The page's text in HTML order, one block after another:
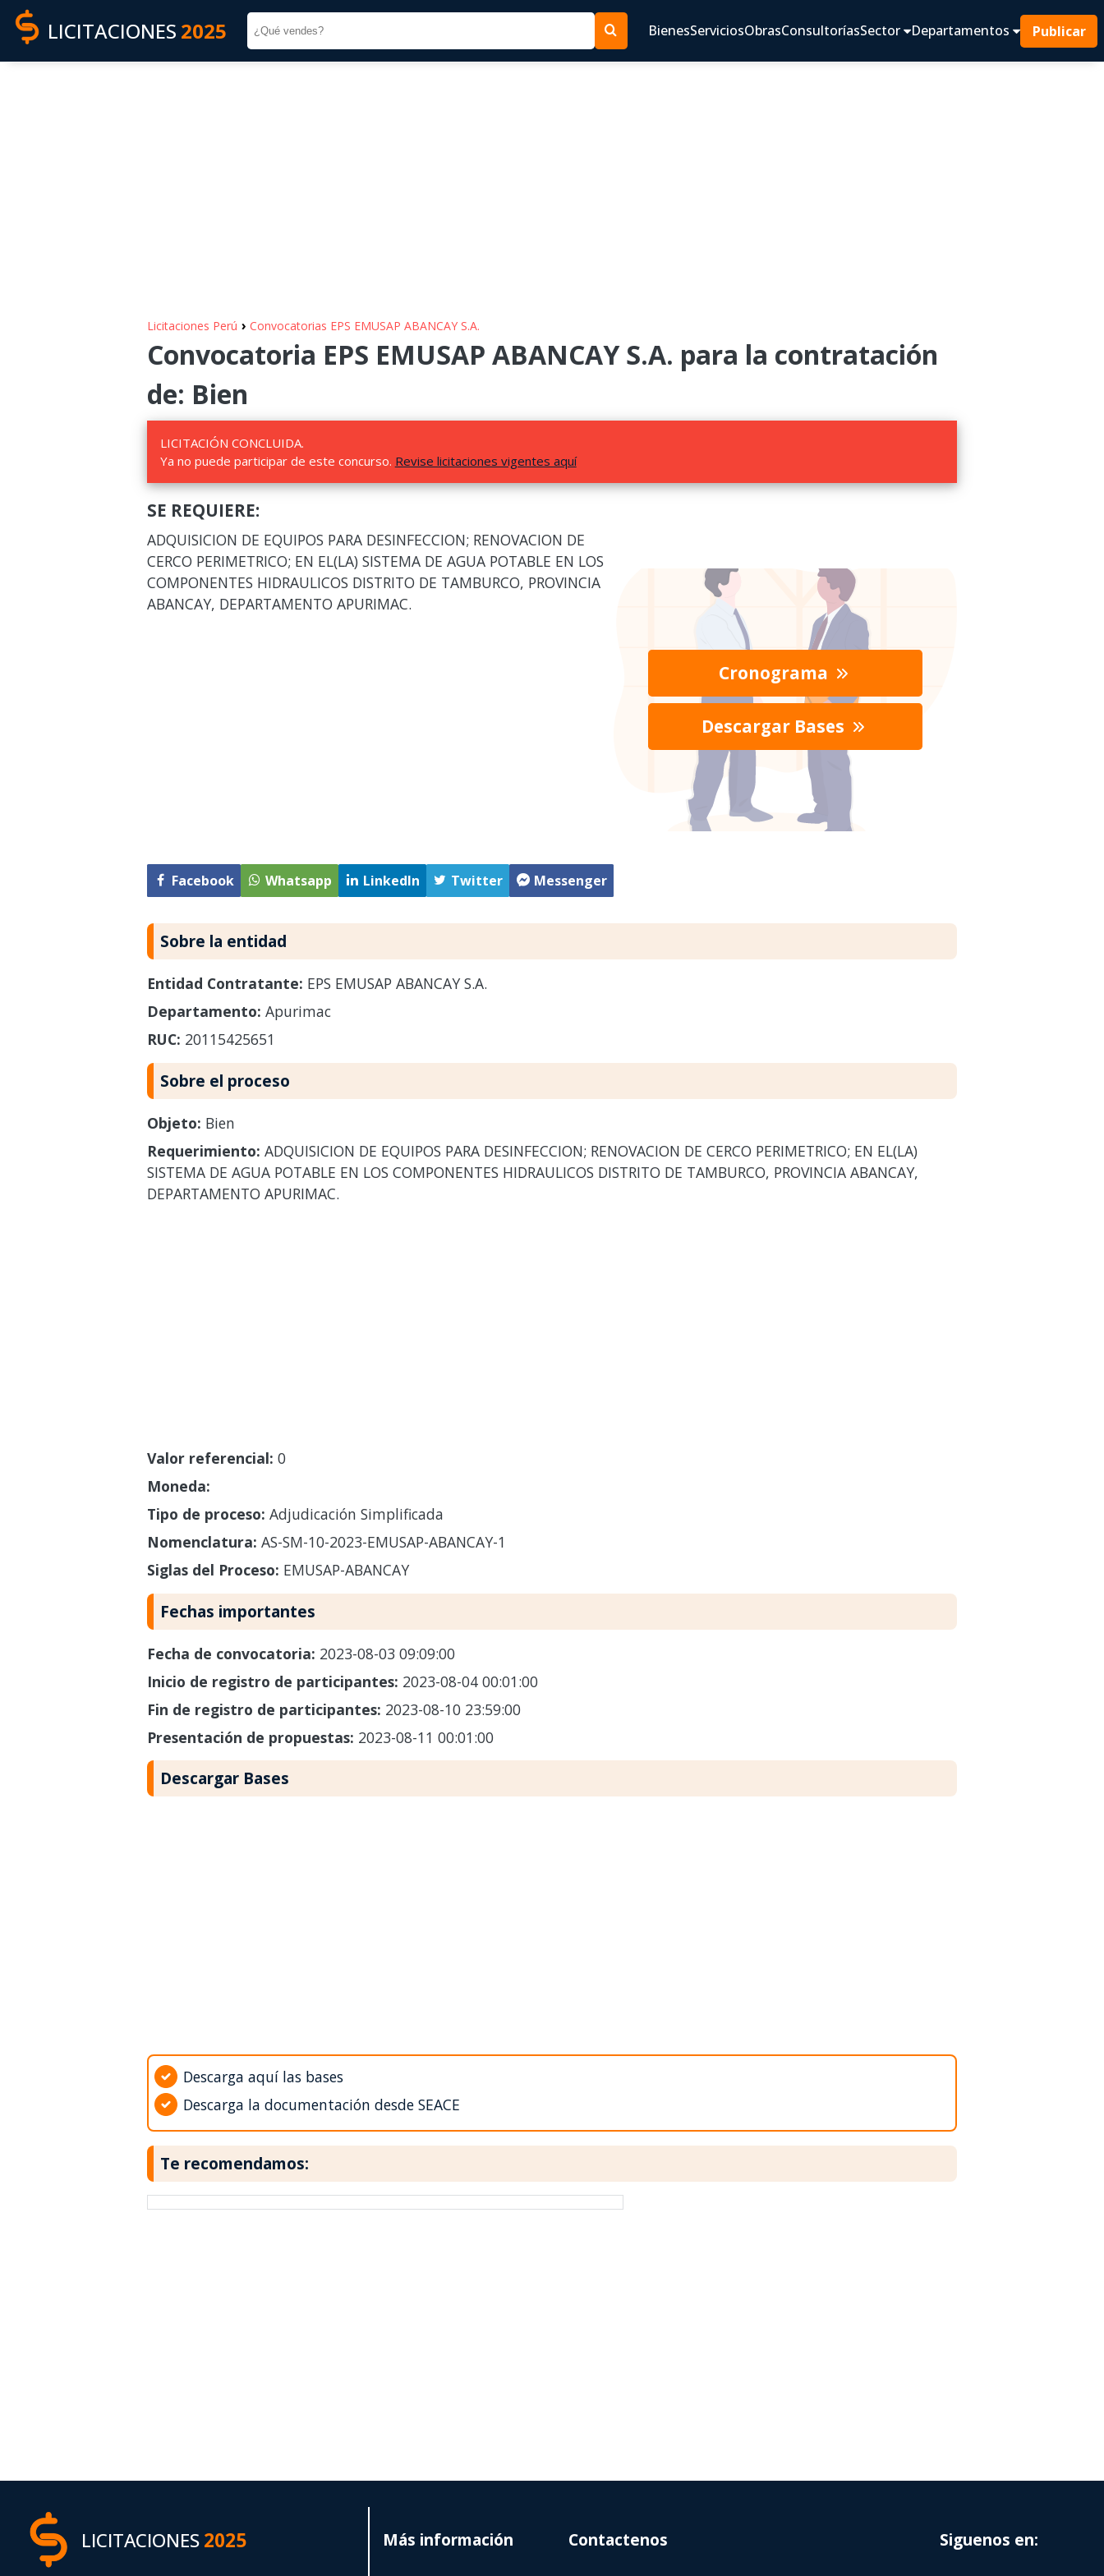
LICITACIONES 2025 BienesServiciosObrasConsultoríasSector Departamentos Publicar
Licitaciones Perú › Convocatorias EPS EMUSAP ABANCAY S.A.
Convocatoria EPS EMUSAP ABANCAY S.A. para la contratación
de: Bien
LICITACIÓN CONCLUIDA.
Ya no puede participar de este concurso. Revise licitaciones vigentes aquí
SE REQUIERE:
ADQUISICION DE EQUIPOS PARA DESINFECCION; RENOVACION DE
CERCO PERIMETRICO; EN EL(LA) SISTEMA DE AGUA POTABLE EN LOS
COMPONENTES HIDRAULICOS DISTRITO DE TAMBURCO, PROVINCIA
ABANCAY, DEPARTAMENTO APURIMAC.
Facebook Whatsapp LinkedIn Twitter Messenger
Cronograma
Descargar Bases
Sobre la entidad
Entidad Contratante: EPS EMUSAP ABANCAY S.A.
Departamento: Apurimac
RUC: 20115425651
Sobre el proceso
Objeto: Bien
Requerimiento: ADQUISICION DE EQUIPOS PARA DESINFECCION; RENOVACION DE CERCO PERIMETRICO; EN EL(LA)
SISTEMA DE AGUA POTABLE EN LOS COMPONENTES HIDRAULICOS DISTRITO DE TAMBURCO, PROVINCIA ABANCAY,
DEPARTAMENTO APURIMAC.
Valor referencial: 0
Moneda:
Tipo de proceso: Adjudicación Simplificada
Nomenclatura: AS-SM-10-2023-EMUSAP-ABANCAY-1
Siglas del Proceso: EMUSAP-ABANCAY
Fechas importantes
Fecha de convocatoria: 2023-08-03 09:09:00
Inicio de registro de participantes: 2023-08-04 00:01:00
Fin de registro de participantes: 2023-08-10 23:59:00
Presentación de propuestas: 2023-08-11 00:01:00
Descargar Bases
Descarga aquí las bases
Descarga la documentación desde SEACE
Te recomendamos:
LICITACIONES2025 Más información Contactenos Siguenos en: